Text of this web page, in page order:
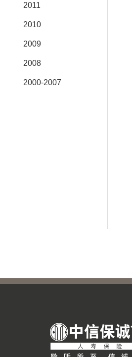
2011
2010
2009
2008
2000-2007